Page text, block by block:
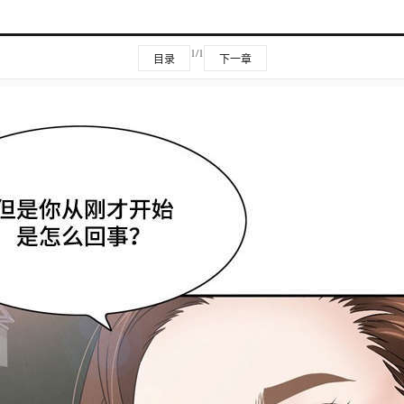
目录 1/1 下一章